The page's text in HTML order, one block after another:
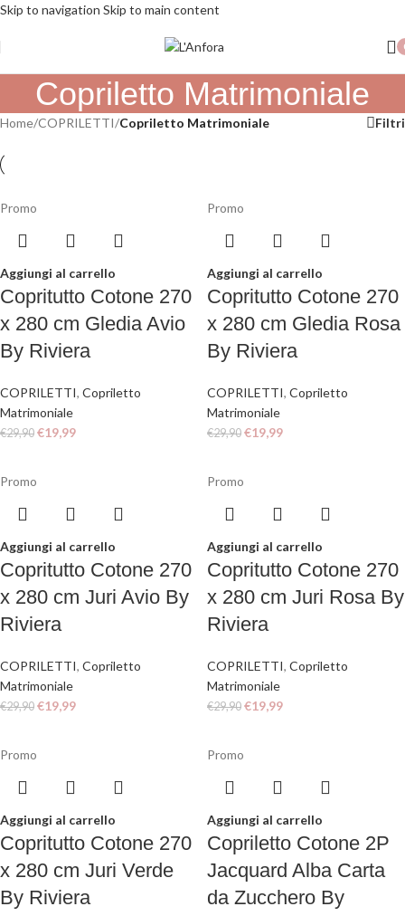
Skip to navigation Skip to main content
Copriletto Matrimoniale
Home/COPRILETTI/Copriletto Matrimoniale Filtri
Promo
Aggiungi al carrello
Copritutto Cotone 270
x 280 cm Gledia Avio
By Riviera
COPRILETTI, Copriletto
Matrimoniale
€29,90 €19,99
Promo
Aggiungi al carrello
Copritutto Cotone 270
x 280 cm Gledia Rosa
By Riviera
COPRILETTI, Copriletto
Matrimoniale
€29,90 €19,99
Promo
Aggiungi al carrello
Copritutto Cotone 270
x 280 cm Juri Avio By
Riviera
COPRILETTI, Copriletto
Matrimoniale
€29,90 €19,99
Promo
Aggiungi al carrello
Copritutto Cotone 270
x 280 cm Juri Rosa By
Riviera
COPRILETTI, Copriletto
Matrimoniale
€29,90 €19,99
Promo
Aggiungi al carrello
Copritutto Cotone 270
x 280 cm Juri Verde
By Riviera
Promo
Aggiungi al carrello
Copriletto Cotone 2P
Jacquard Alba Carta
da Zucchero By